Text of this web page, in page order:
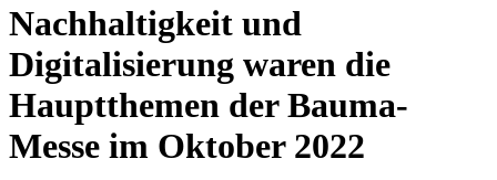
Nachhaltigkeit und
Digitalisierung waren die
Hauptthemen der Bauma-
Messe im Oktober 2022